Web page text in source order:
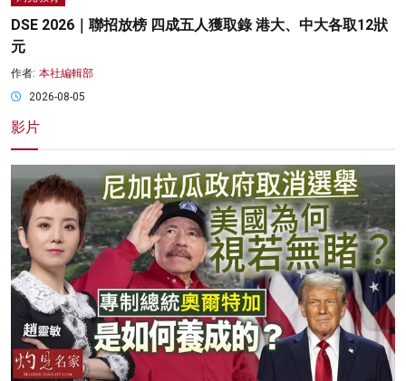
DSE 2026｜聯招放榜 四成五人獲取錄 港大、中大各取12狀
元
作者: 本社編輯部
2026-08-05
影片